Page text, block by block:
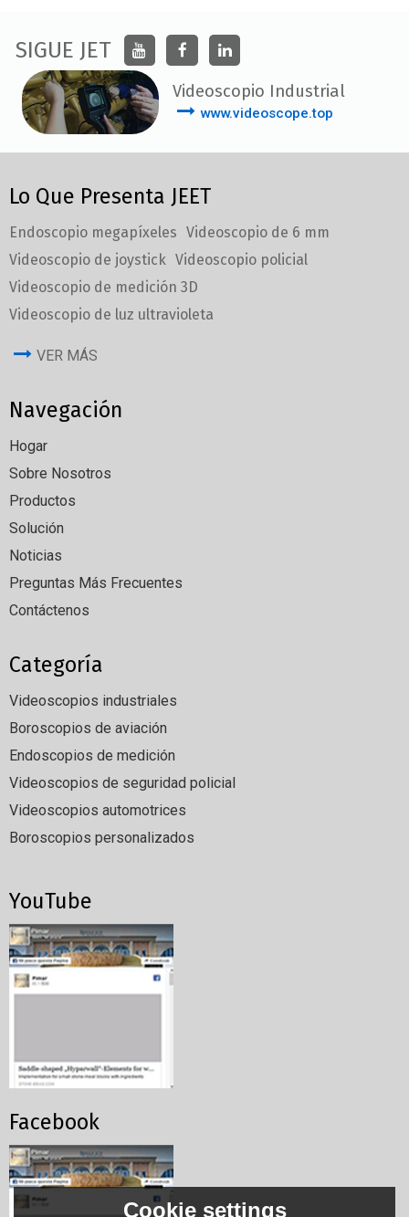
SIGUE JET
Videoscopio Industrial
www.videoscope.top
Lo Que Presenta JEET
Endoscopio megapíxeles Videoscopio de 6 mm
Videoscopio de joystick Videoscopio policial
Videoscopio de medición 3D
Videoscopio de luz ultravioleta
VER MÁS
Navegación
Hogar
Sobre Nosotros
Productos
Solución
Noticias
Preguntas Más Frecuentes
Contáctenos
Categoría
Videoscopios industriales
Boroscopios de aviación
Endoscopios de medición
Videoscopios de seguridad policial
Videoscopios automotrices
Boroscopios personalizados
YouTube
Facebook
Cookie settings